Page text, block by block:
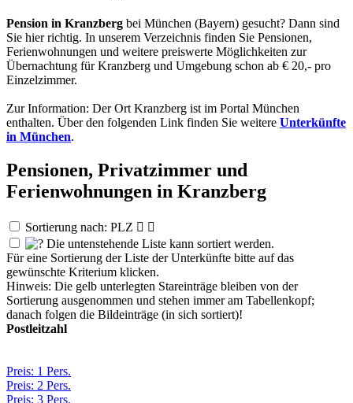
Pension in Kranzberg bei München (Bayern) gesucht? Dann sind
Sie hier richtig. In unserem Verzeichnis finden Sie Pensionen,
Ferienwohnungen und weitere preiswerte Möglichkeiten zur
Übernachtung für Kranzberg und Umgebung schon ab € 20,- pro
Einzelzimmer.
Zur Information: Der Ort Kranzberg ist im Portal München
enthalten. Über den folgenden Link finden Sie weitere Unterkünfte
in München.
Pensionen, Privatzimmer und
Ferienwohnungen in Kranzberg
Sortierung nach: PLZ  
Die untenstehende Liste kann sortiert werden.
Für eine Sortierung der Liste der Unterkünfte bitte auf das
gewünschte Kriterium klicken.
Hinweis: Die gelb unterlegten Stareinträge bleiben von der
Sortierung ausgenommen und stehen immer am Tabellenkopf;
danach folgen die Bildeinträge (in sich sortiert)!
Postleitzahl
Preis: 1 Pers.
Preis: 2 Pers.
Preis: 3 Pers.